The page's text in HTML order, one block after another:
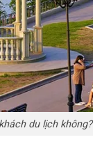
du lịch không?